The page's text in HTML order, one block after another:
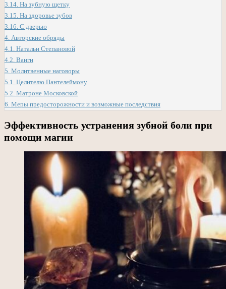
3.14. На зубную щетку
3.15. На здоровье зубов
3.16. С дверью
4. Авторские обряды
4.1. Натальи Степановой
4.2. Ванги
5. Молитвенные наговоры
5.1. Целителю Пантелеймону
5.2. Матроне Московской
6. Меры предосторожности и возможные последствия
Эффективность устранения зубной боли при
помощи магии